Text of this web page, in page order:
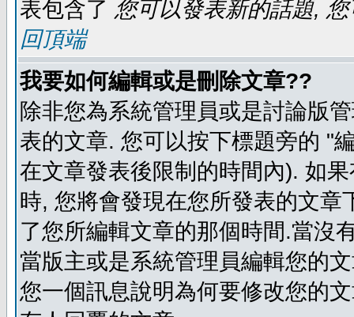
表包含了 您可以發表新的話題,
回頂端
我要如何編輯或是刪除文章??
除非您為系統管理員或是討論版
表的文章. 您可以按下標題旁的 "
在文章發表後限制的時間內). 如
時, 您將會發現在您所發表的文
了您所編輯文章的那個時間.當沒
當版主或是系統管理員編輯您的
您一個訊息說明為何要修改您的